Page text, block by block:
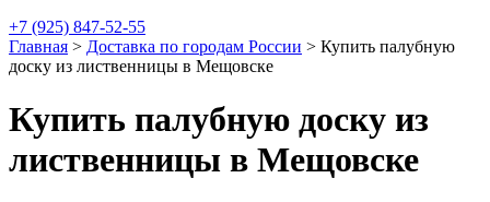
+7 (925) 847-52-55
Главная > Доставка по городам России > Купить палубную
доску из лиственницы в Мещовске
Купить палубную доску из
лиственницы в Мещовске